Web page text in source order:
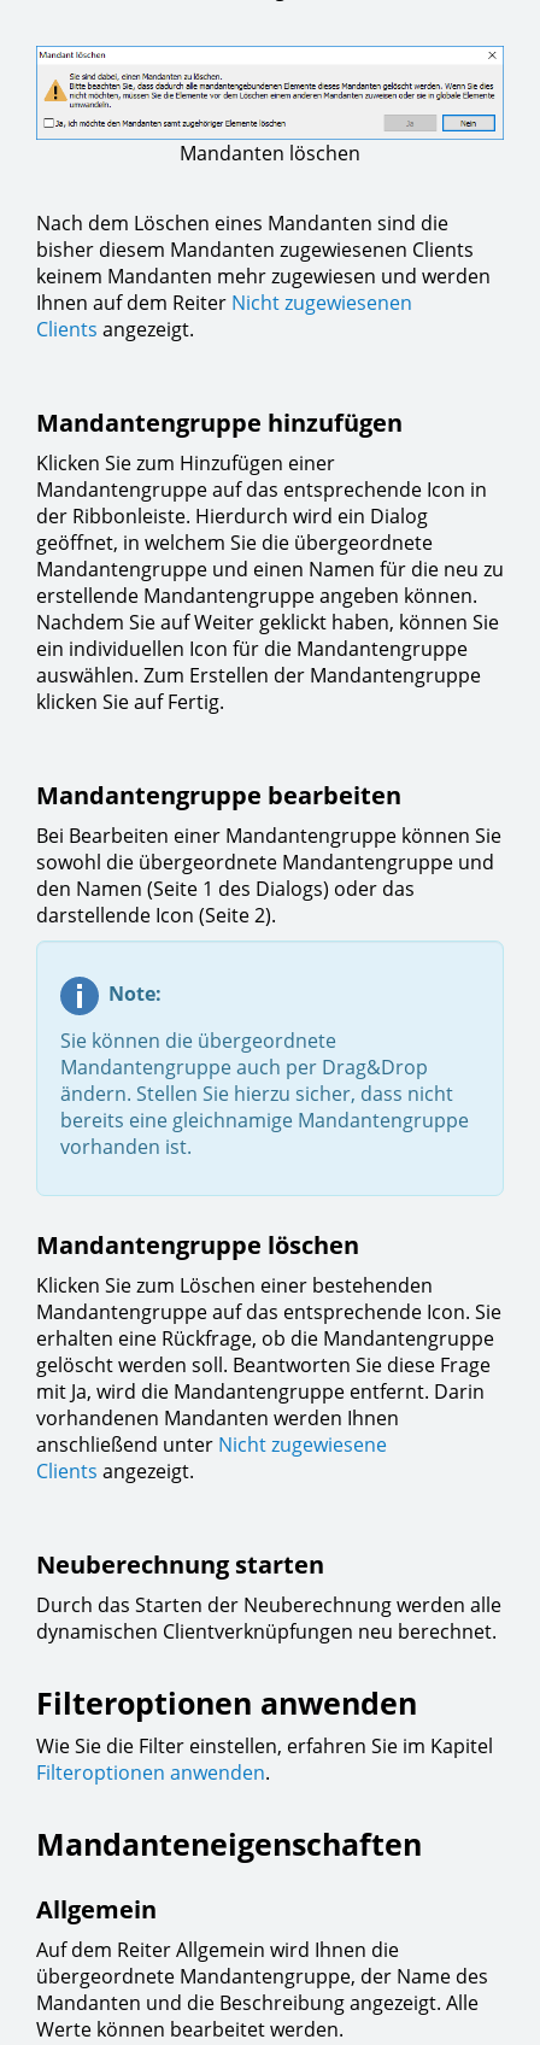
Mandanten löschen
Nach dem Löschen eines Mandanten sind die
bisher diesem Mandanten zugewiesenen Clients
keinem Mandanten mehr zugewiesen und werden
Ihnen auf dem Reiter Nicht zugewiesenen
Clients angezeigt.
Mandantengruppe hinzufügen
Klicken Sie zum Hinzufügen einer
Mandantengruppe auf das entsprechende Icon in
der Ribbonleiste. Hierdurch wird ein Dialog
geöffnet, in welchem Sie die übergeordnete
Mandantengruppe und einen Namen für die neu zu
erstellende Mandantengruppe angeben können.
Nachdem Sie auf Weiter geklickt haben, können Sie
ein individuellen Icon für die Mandantengruppe
auswählen. Zum Erstellen der Mandantengruppe
klicken Sie auf Fertig.
Mandantengruppe bearbeiten
Bei Bearbeiten einer Mandantengruppe können Sie
sowohl die übergeordnete Mandantengruppe und
den Namen (Seite 1 des Dialogs) oder das
darstellende Icon (Seite 2).
Note:
Sie können die übergeordnete
Mandantengruppe auch per Drag&Drop
ändern. Stellen Sie hierzu sicher, dass nicht
bereits eine gleichnamige Mandantengruppe
vorhanden ist.
Mandantengruppe löschen
Klicken Sie zum Löschen einer bestehenden
Mandantengruppe auf das entsprechende Icon. Sie
erhalten eine Rückfrage, ob die Mandantengruppe
gelöscht werden soll. Beantworten Sie diese Frage
mit Ja, wird die Mandantengruppe entfernt. Darin
vorhandenen Mandanten werden Ihnen
anschließend unter Nicht zugewiesene
Clients angezeigt.
Neuberechnung starten
Durch das Starten der Neuberechnung werden alle
dynamischen Clientverknüpfungen neu berechnet.
Filteroptionen anwenden
Wie Sie die Filter einstellen, erfahren Sie im Kapitel
Filteroptionen anwenden.
Mandanteneigenschaften
Allgemein
Auf dem Reiter Allgemein wird Ihnen die
übergeordnete Mandantengruppe, der Name des
Mandanten und die Beschreibung angezeigt. Alle
Werte können bearbeitet werden.